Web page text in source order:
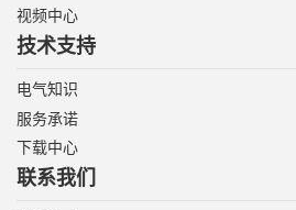
视频中心
技术支持
电气知识
服务承诺
下载中心
联系我们